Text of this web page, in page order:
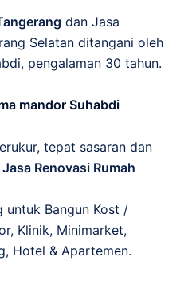
dan Jasa
Selatan ditangani oleh
pengalaman 30 tahun.
mandor Suhabdi
tepat sasaran dan
Jasa Renovasi Rumah
untuk Bangun Kost /
Klinik, Minimarket,
Hotel & Apartemen.